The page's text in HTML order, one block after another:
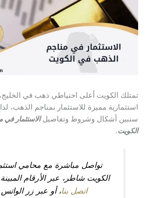
تمتلك الكويت أعلى احتياطي ذهب في
استثمارية مميزة للاستثمار بمناجم الذهب،
سنبين أشكال وشروط وتفاصيلالاستثمار
الكويت.
تواصل مباشرة مع محامي
الكويت شاطر، عبر الأرقام
اتصل بنا، أو عبر زر